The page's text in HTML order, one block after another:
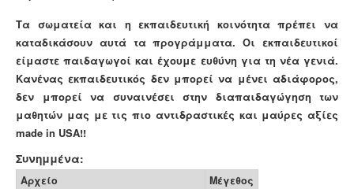
Τα σωματεία και η εκπαιδευτική κοινότητα πρέπει να
καταδικάσουν αυτά τα προγράμματα. Οι εκπαιδευτικοί
είμαστε παιδαγωγοί και έχουμε ευθύνη για τη νέα γενιά.
Κανένας εκπαιδευτικός δεν μπορεί να μένει αδιάφορος,
δεν μπορεί να συναινέσει στην διαπαιδαγώγηση των
μαθητών μας με τις πιο αντιδραστικές και μαύρες αξίες
made in USA!!
Συνημμένα:
Αρχείο
Μέγεθος